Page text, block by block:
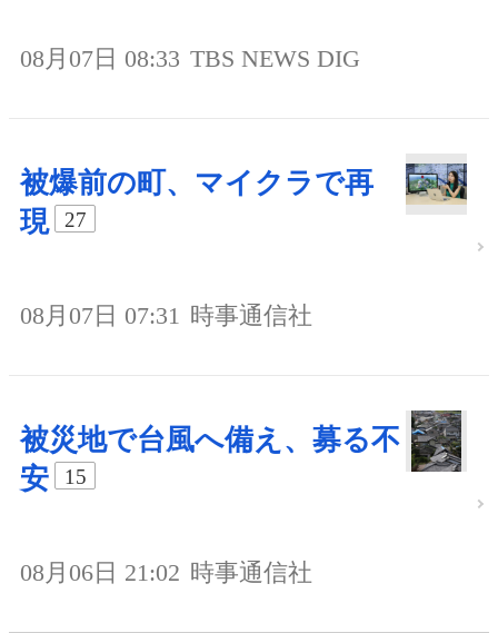
08月07日 08:33 TBS NEWS DIG
被爆前の町、マイクラで再
現
27
08月07日 07:31 時事通信社
被災地で台風へ備え、募る不
安
15
08月06日 21:02 時事通信社